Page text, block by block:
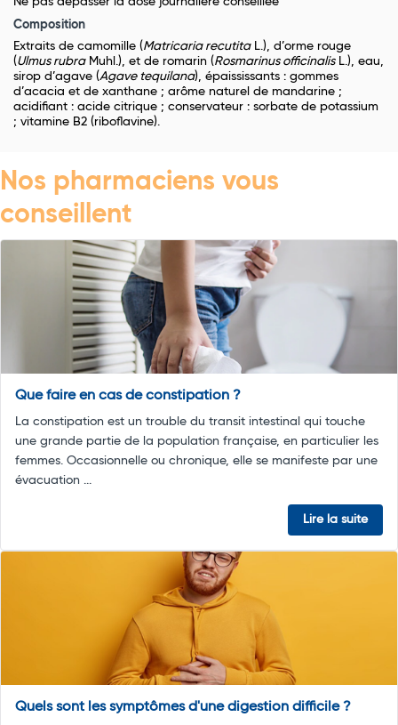
Composition
Extraits de camomille (Matricaria recutitaL.), d’orme rouge
(Ulmus rubraMuhl.), et de romarin (Rosmarinus officinalisL.), eau,
sirop d’agave (Agave tequilana), épaississants : gommes
d’acacia et de xanthane ; arôme naturel de mandarine ;
acidifiant : acide citrique ; conservateur : sorbate de potassium
; vitamine B2 (riboflavine).
Nos pharmaciens vous
conseillent
Que faire en cas de constipation ?
La constipation est un trouble du transit intestinal qui touche
une grande partie de la population française, en particulier les
femmes. Occasionnelle ou chronique, elle se manifeste par une
évacuation ...
Lire la suite
Quels sont les symptômes d'une digestion difficile ?